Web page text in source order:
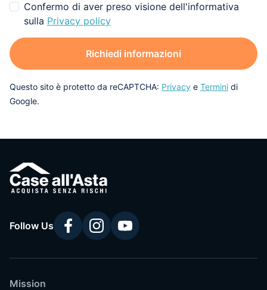
Confermo di aver preso visione dell'informativa
sulla Privacy policy
Richiedi informazioni
Questo sito è protetto da reCAPTCHA: Privacy e Termini di
Google.
Follow Us
Mission